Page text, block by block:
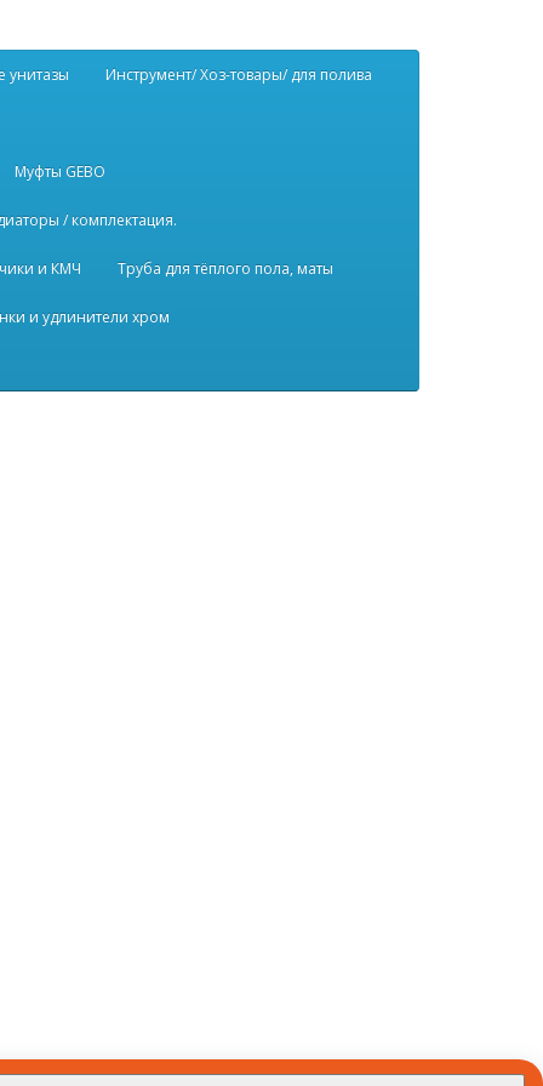
унитазы Инструмент/ Хоз-товары/ для полива
Муфты GEBO
/ комплектация.
и КМЧ Труба для тёплого пола, маты
и удлинители хром